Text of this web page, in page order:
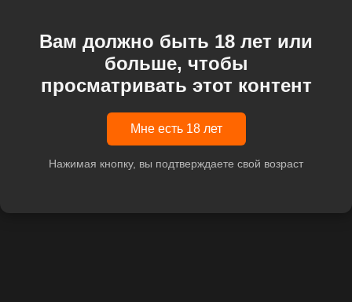
Вам должно быть 18 лет или
больше, чтобы
просматривать этот контент
Мне есть 18 лет
Нажимая кнопку, вы подтверждаете свой возраст